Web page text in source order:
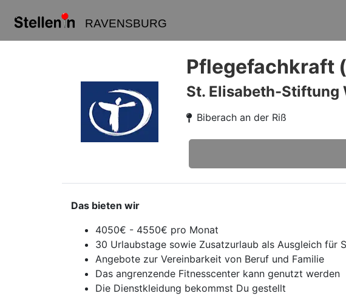
RAVENSBURG
Pflegefachkraft
St. Elisabeth-Stiftung
Biberach an der Riß
Das bieten wir
4050€ - 4550€ pro Monat
30 Urlaubstage sowie Zusatzurlaub als Ausgleich für
Angebote zur Vereinbarkeit von Beruf und Familie
Das angrenzende Fitnesscenter kann genutzt werden
Die Dienstkleidung bekommst Du gestellt